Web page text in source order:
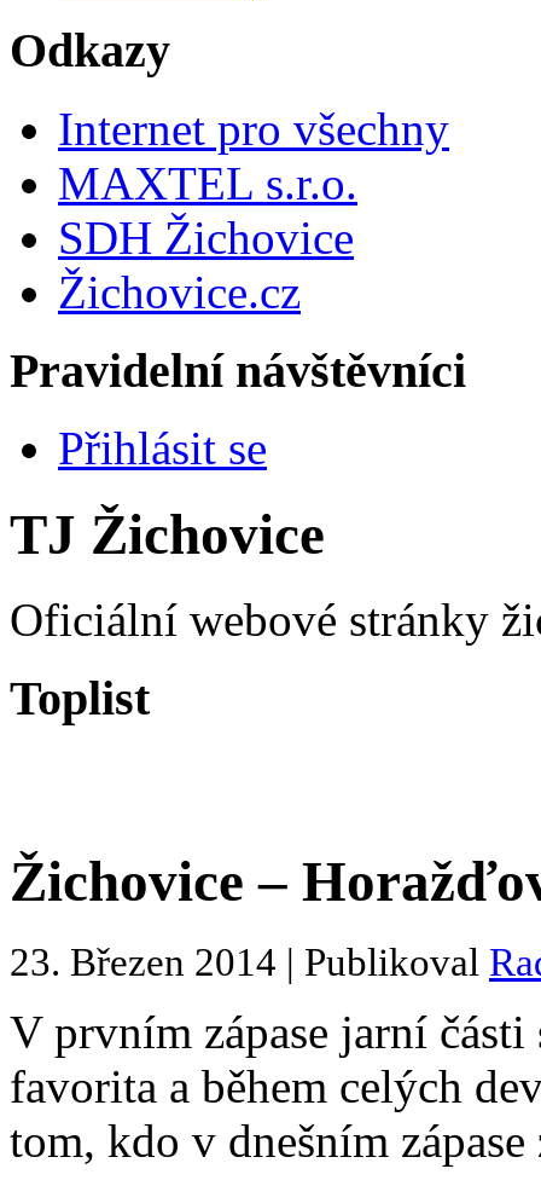
Odkazy
Internet pro všechny
MAXTEL s.r.o.
SDH Žichovice
Žichovice.cz
Pravidelní návštěvníci
Přihlásit se
TJ Žichovice
Oficiální webové stránky
Toplist
Žichovice –
23. Březen 2014 | Publikoval
V prvním zápase jarní
favorita a během celých
tom, kdo v dnešním